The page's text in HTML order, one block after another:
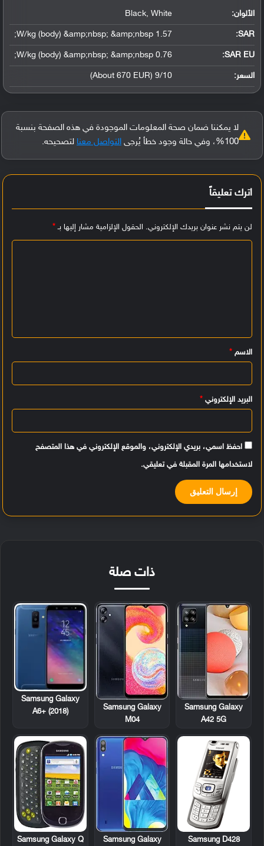
الألوان: Black, White
SAR
:
1.57 W/kg (body) &amp;nbsp; &amp;nbsp;
SAR EU:
0.76 W/kg (body) &amp;nbsp; &amp;nbsp;
السعر: 9/10 (About 670 EUR)
لا يمكننا ضمان صحة المعلومات الموجودة في هذه الصفحة بنسبة
100%، وفي حالة وجود خطأ يُرجى
التواصل معنا لتصحيحه.
اترك تعليقاً
لن يتم نشر عنوان بريدك الإلكتروني. الحقول الإلزامية مشار إليها بـ*
ي
ق
الاسم *
البريد الإلكتروني *
احفظ اسمي، بريدي الإلكتروني، والموقع الإلكتروني في هذا المتصفح
لاستخدامها المرة المقبلة في تعليقي.
ذات صلة
Samsung Galaxy
A42 5G
Samsung Galaxy
M04
Samsung Galaxy
A6+ (2018)
Samsung D428
Samsung Galaxy
Samsung Galaxy Q